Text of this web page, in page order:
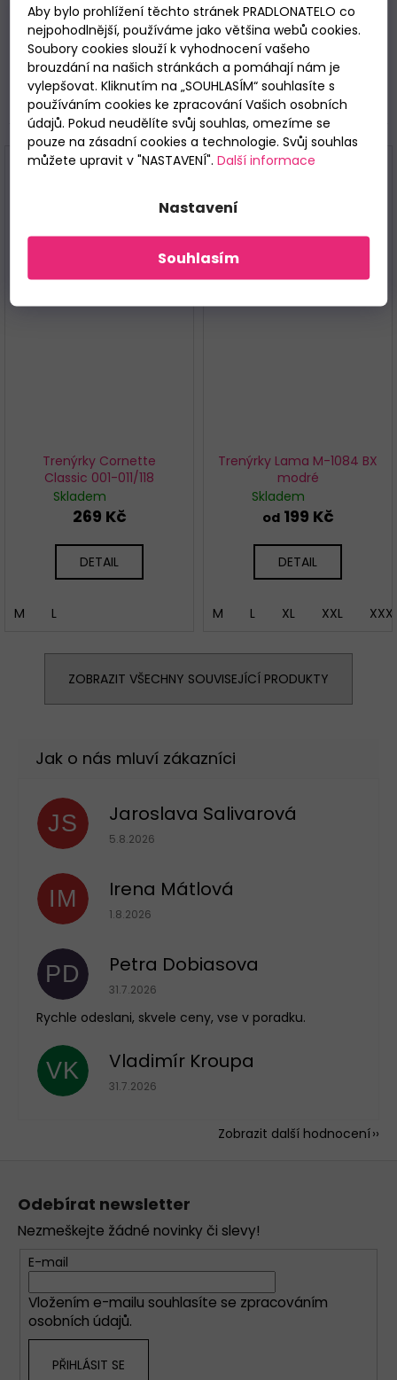
Aby bylo prohlížení těchto stránek PRADLONATELO co
nejpohodlnější, používáme jako většina webů cookies.
Soubory cookies slouží k vyhodnocení vašeho
brouzdání na našich stránkách a pomáhají nám je
vylepšovat. Kliknutím na „SOUHLASÍM“ souhlasíte s
používáním cookies ke zpracování Vašich osobních
údajů. Pokud neudělíte svůj souhlas, omezíme se
pouze na zásadní cookies a technologie. Svůj souhlas
můžete upravit v "NASTAVENÍ". Další informace
Nastavení
Souhlasím
rozepínání na jeden knoflíček. Baleno v krabičce.
Materiálové složení: 100% bavlna.
Související
Trenýrky Cornette
Classic 001-011/118
Skladem
269 Kč
DETAIL
M L
Trenýrky Lama M-1084 BX
modré
Skladem
od199 Kč
DETAIL
M L XL XXL
ZOBRAZIT VŠECHNY SOUVISEJÍCÍ PRODUKTY
JS Jaroslava Salivarová
Hodnocení obchodu je 5 z 5 hvězdiček.
5.8.2026
IM Irena Mátlová
Hodnocení obchodu je 5 z 5 hvězdiček.
1.8.2026
PD Petra Dobiasova
Hodnocení obchodu je 5 z 5 hvězdiček.
31.7.2026
Rychle odeslani, skvele ceny, vse v poradku.
VK Vladimír Kroupa
Hodnocení obchodu je 5 z 5 hvězdiček.
31.7.2026
Zobrazit další hodnocení
Odebírat newsletter
Nezmeškejte žádné novinky či slevy!
E-mail
Vložením e-mailu souhlasíte se zpracováním
osobních údajů.
PŘIHLÁSIT SE